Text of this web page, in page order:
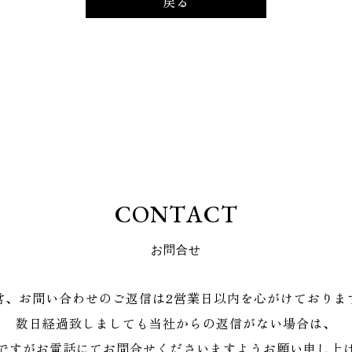
CONTACT
お問合せ
、お問い合わせのご返信は2営業日以内を心がけておりま
数日経過致しましても当社からの返信がない場合は、
すがお電話にてお問合せくださいますようお願い申し上